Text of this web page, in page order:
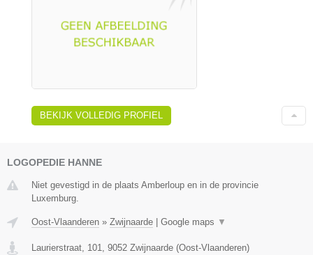
BEKIJK VOLLEDIG PROFIEL
LOGOPEDIE HANNE
Niet gevestigd in de plaats Amberloup en in de provincie
Luxemburg.
Oost-Vlaanderen » Zwijnaarde Google maps ▼
Laurierstraat, 101 9052 Zwijnaarde (Oost-Vlaanderen)